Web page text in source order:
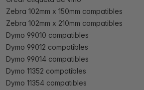
Zebra 102mm x 150mm compatibles
Zebra 102mm x 210mm compatibles
Dymo 99010 compatibles
Dymo 99012 compatibles
Dymo 99014 compatibles
Dymo 11352 compatibles
Dymo 11354 compatibles